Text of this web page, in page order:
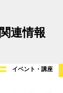
関連情報
イベント・講座